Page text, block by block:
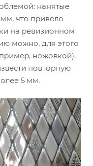
нанятые
что привело
на ревизионном
можно, для этого
ножовкой),
повторную
5 мм.